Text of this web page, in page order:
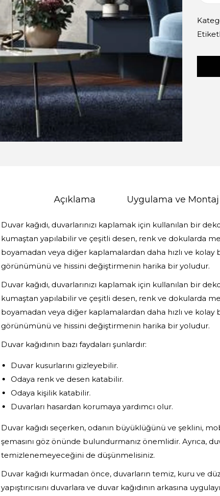
Açıklama Uygulama ve Montaj
Duvar kağıdı, duvarlarınızı kaplamak için kullanılan bir
kumaştan yapılabilir ve çeşitli desen, renk ve dokularda
boyamadan veya diğer kaplamalardan daha hızlı ve kolay
görünümünü ve hissini değiştirmenin harika bir yoludur.
Duvar kağıdı, duvarlarınızı kaplamak için kullanılan bir
kumaştan yapılabilir ve çeşitli desen, renk ve dokularda
boyamadan veya diğer kaplamalardan daha hızlı ve kolay
görünümünü ve hissini değiştirmenin harika bir yoludur.
Duvar kağıdının bazı faydaları şunlardır:
Duvar kusurlarını gizleyebilir.
Odaya renk ve desen katabilir.
Odaya kişilik katabilir.
Duvarları hasardan korumaya yardımcı olur.
Duvar kağıdı seçerken, odanın büyüklüğünü ve şeklini,
şemasını göz önünde bulundurmanız önemlidir. Ayrıca,
temizlenemeyeceğini de düşünmelisiniz.
Duvar kağıdı kurmadan önce, duvarların temiz, kuru ve
yapıştırıcısını duvarlara ve duvar kağıdının arkasına